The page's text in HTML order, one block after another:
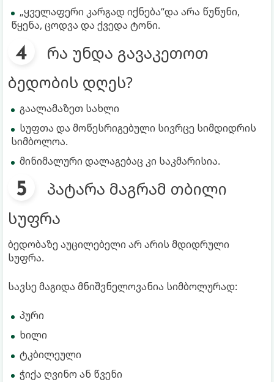
„ყველაფერი კარგად იქნება“და არა წუწუნი,
წყენა, ცოდვა და ქვედა ტონი.
რა უნდა გავაკეთოთ
ბედობის დღეს?
გაალამაზეთ სახლი
სუფთა და მოწესრიგებული სივრცე სიმდიდრის
სიმბოლოა.
მინიმალური დალაგებაც კი საკმარისია.
პატარა მაგრამ თბილი
სუფრა
ბედობაზე აუცილებელი არ არის მდიდრული
სუფრა.
სავსე მაგიდა მნიშვნელოვანია სიმბოლურად:
პური
ხილი
ტკბილეული
ჭიქა ღვინო ან წვენი